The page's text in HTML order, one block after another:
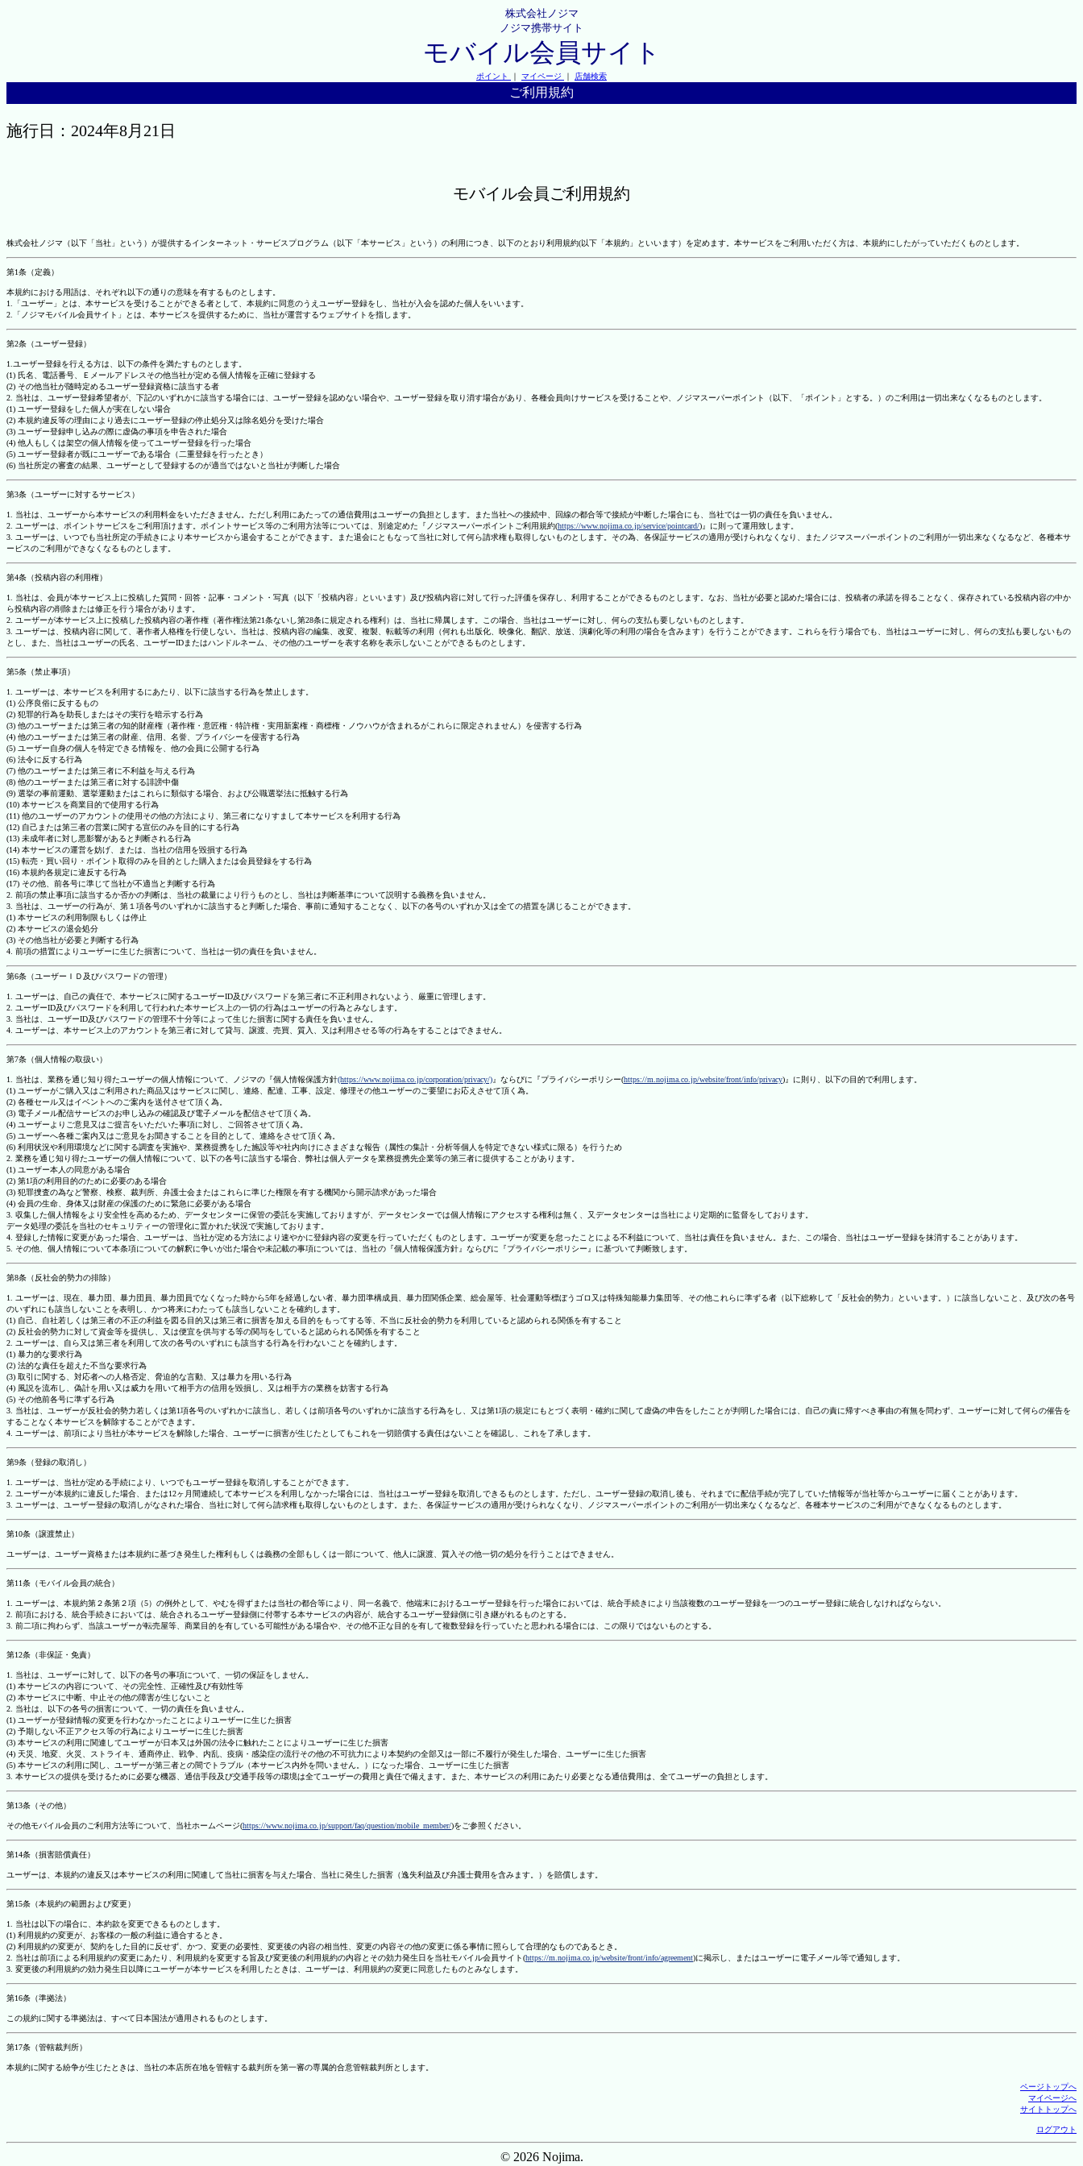
株式会社ノジマ
ノジマ携帯サイト
モバイル会員サイト
ポイント ｜ マイページ ｜ 店舗検索
ご利用規約
施行日：2024年8月21日
モバイル会員ご利用規約
株式会社ノジマ（以下「当社」という）が提供するインターネット・サービスプログラム（以下「本サービス」という）の利用につき、以下のとおり利用規約(以下「本規約」といいます）を定めます。本サービスをご利用いただく方は、本規約にしたがっていただくものとします。
第1条（定義）
本規約における用語は、それぞれ以下の通りの意味を有するものとします。
1.「ユーザー」とは、本サービスを受けることができる者として、本規約に同意のうえユーザー登録をし、当社が入会を認めた個人をいいます。
2.「ノジマモバイル会員サイト」とは、本サービスを提供するために、当社が運営するウェブサイトを指します。
第2条（ユーザー登録）
1.ユーザー登録を行える方は、以下の条件を満たすものとします。
(1) 氏名、電話番号、Ｅメールアドレスその他当社が定める個人情報を正確に登録する
(2) その他当社が随時定めるユーザー登録資格に該当する者
2. 当社は、ユーザー登録希望者が、下記のいずれかに該当する場合には、ユーザー登録を認めない場合や、ユーザー登録を取り消す場合があり、各種会員向けサービスを受けることや、ノジマスーパーポイント（以下、「ポイント」とする。）のご利用は一切出来なくなるものとします。
(1) ユーザー登録をした個人が実在しない場合
(2) 本規約違反等の理由により過去にユーザー登録の停止処分又は除名処分を受けた場合
(3) ユーザー登録申し込みの際に虚偽の事項を申告された場合
(4) 他人もしくは架空の個人情報を使ってユーザー登録を行った場合
(5) ユーザー登録者が既にユーザーである場合（二重登録を行ったとき）
(6) 当社所定の審査の結果、ユーザーとして登録するのが適当ではないと当社が判断した場合
第3条（ユーザーに対するサービス）
1. 当社は、ユーザーから本サービスの利用料金をいただきません。ただし利用にあたっての通信費用はユーザーの負担とします。また当社への接続中、回線の都合等で接続が中断した場合にも、当社では一切の責任を負いません。
2. ユーザーは、ポイントサービスをご利用頂けます。ポイントサービス等のご利用方法等については、別途定めた『ノジマスーパーポイントご利用規約(https://www.nojima.co.jp/service/pointcard/)』に則って運用致します。
3. ユーザーは、いつでも当社所定の手続きにより本サービスから退会することができます。また退会にともなって当社に対して何ら請求権も取得しないものとします。その為、各保証サービスの適用が受けられなくなり、またノジマスーパーポイントのご利用が一切出来なくなるなど、各種本サ
ービスのご利用ができなくなるものとします。
第4条（投稿内容の利用権）
1. 当社は、会員が本サービス上に投稿した質問・回答・記事・コメント・写真（以下「投稿内容」といいます）及び投稿内容に対して行った評価を保存し、利用することができるものとします。なお、当社が必要と認めた場合には、投稿者の承諾を得ることなく、保存されている投稿内容の中か
ら投稿内容の削除または修正を行う場合があります。
2. ユーザーが本サービス上に投稿した投稿内容の著作権（著作権法第21条ないし第28条に規定される権利）は、当社に帰属します。この場合、当社はユーザーに対し、何らの支払も要しないものとします。
3. ユーザーは、投稿内容に関して、著作者人格権を行使しない。当社は、投稿内容の編集、改変、複製、転載等の利用（何れも出版化、映像化、翻訳、放送、演劇化等の利用の場合を含みます）を行うことができます。これらを行う場合でも、当社はユーザーに対し、何らの支払も要しないもの
とし、また、当社はユーザーの氏名、ユーザーIDまたはハンドルネーム、その他のユーザーを表す名称を表示しないことができるものとします。
第5条（禁止事項）
1. ユーザーは、本サービスを利用するにあたり、以下に該当する行為を禁止します。
(1) 公序良俗に反するもの
(2) 犯罪的行為を助長しまたはその実行を暗示する行為
(3) 他のユーザーまたは第三者の知的財産権（著作権・意匠権・特許権・実用新案権・商標権・ノウハウが含まれるがこれらに限定されません）を侵害する行為
(4) 他のユーザーまたは第三者の財産、信用、名誉、プライバシーを侵害する行為
(5) ユーザー自身の個人を特定できる情報を、他の会員に公開する行為
(6) 法令に反する行為
(7) 他のユーザーまたは第三者に不利益を与える行為
(8) 他のユーザーまたは第三者に対する誹謗中傷
(9) 選挙の事前運動、選挙運動またはこれらに類似する場合、および公職選挙法に抵触する行為
(10) 本サービスを商業目的で使用する行為
(11) 他のユーザーのアカウントの使用その他の方法により、第三者になりすまして本サービスを利用する行為
(12) 自己または第三者の営業に関する宣伝のみを目的にする行為
(13) 未成年者に対し悪影響があると判断される行為
(14) 本サービスの運営を妨げ、または、当社の信用を毀損する行為
(15) 転売・買い回り・ポイント取得のみを目的とした購入または会員登録をする行為
(16) 本規約各規定に違反する行為
(17) その他、前各号に準じて当社が不適当と判断する行為
2. 前項の禁止事項に該当するか否かの判断は、当社の裁量により行うものとし、当社は判断基準について説明する義務を負いません。
3. 当社は、ユーザーの行為が、第１項各号のいずれかに該当すると判断した場合、事前に通知することなく、以下の各号のいずれか又は全ての措置を講じることができます。
(1) 本サービスの利用制限もしくは停止
(2) 本サービスの退会処分
(3) その他当社が必要と判断する行為
4. 前項の措置によりユーザーに生じた損害について、当社は一切の責任を負いません。
第6条（ユーザーＩＤ及びパスワードの管理）
1. ユーザーは、自己の責任で、本サービスに関するユーザーID及びパスワードを第三者に不正利用されないよう、厳重に管理します。
2. ユーザーID及びパスワードを利用して行われた本サービス上の一切の行為はユーザーの行為とみなします。
3. 当社は、ユーザーID及びパスワードの管理不十分等によって生じた損害に関する責任を負いません。
4. ユーザーは、本サービス上のアカウントを第三者に対して貸与、譲渡、売買、質入、又は利用させる等の行為をすることはできません。
第7条（個人情報の取扱い）
1. 当社は、業務を通じ知り得たユーザーの個人情報について、ノジマの『個人情報保護方針(https://www.nojima.co.jp/corporation/privacy/)』ならびに『プライバシーポリシー(https://m.nojima.co.jp/website/front/info/privacy)』に則り、以下の目的で利用します。
(1) ユーザーがご購入又はご利用された商品又はサービスに関し、連絡、配達、工事、設定、修理その他ユーザーのご要望にお応えさせて頂く為。
(2) 各種セール又はイベントへのご案内を送付させて頂く為。
(3) 電子メール配信サービスのお申し込みの確認及び電子メールを配信させて頂く為。
(4) ユーザーよりご意見又はご提言をいただいた事項に対し、ご回答させて頂く為。
(5) ユーザーへ各種ご案内又はご意見をお聞きすることを目的として、連絡をさせて頂く為。
(6) 利用状況や利用環境などに関する調査を実施や、業務提携をした施設等や社内向けにさまざまな報告（属性の集計・分析等個人を特定できない様式に限る）を行うため
2. 業務を通じ知り得たユーザーの個人情報について、以下の各号に該当する場合、弊社は個人データを業務提携先企業等の第三者に提供することがあります。
(1) ユーザー本人の同意がある場合
(2) 第1項の利用目的のために必要のある場合
(3) 犯罪捜査の為など警察、検察、裁判所、弁護士会またはこれらに準じた権限を有する機関から開示請求があった場合
(4) 会員の生命、身体又は財産の保護のために緊急に必要がある場合
3. 収集した個人情報をより安全性を高めるため、データセンターに保管の委託を実施しておりますが、データセンターでは個人情報にアクセスする権利は無く、又データセンターは当社により定期的に監督をしております。
データ処理の委託を当社のセキュリティーの管理化に置かれた状況で実施しております。
4. 登録した情報に変更があった場合、ユーザーは、当社が定める方法により速やかに登録内容の変更を行っていただくものとします。ユーザーが変更を怠ったことによる不利益について、当社は責任を負いません。また、この場合、当社はユーザー登録を抹消することがあります。
5. その他、個人情報について本条項についての解釈に争いが出た場合や未記載の事項については、当社の『個人情報保護方針』ならびに『プライバシーポリシー』に基づいて判断致します。
第8条（反社会的勢力の排除）
1. ユーザーは、現在、暴力団、暴力団員、暴力団員でなくなった時から5年を経過しない者、暴力団準構成員、暴力団関係企業、総会屋等、社会運動等標ぼうゴロ又は特殊知能暴力集団等、その他これらに準ずる者（以下総称して「反社会的勢力」といいます。）に該当しないこと、及び次の各号
のいずれにも該当しないことを表明し、かつ将来にわたっても該当しないことを確約します。
(1) 自己、自社若しくは第三者の不正の利益を図る目的又は第三者に損害を加える目的をもってする等、不当に反社会的勢力を利用していると認められる関係を有すること
(2) 反社会的勢力に対して資金等を提供し、又は便宜を供与する等の関与をしていると認められる関係を有すること
2. ユーザーは、自ら又は第三者を利用して次の各号のいずれにも該当する行為を行わないことを確約します。
(1) 暴力的な要求行為
(2) 法的な責任を超えた不当な要求行為
(3) 取引に関する、対応者への人格否定、脅迫的な言動、又は暴力を用いる行為
(4) 風説を流布し、偽計を用い又は威力を用いて相手方の信用を毀損し、又は相手方の業務を妨害する行為
(5) その他前各号に準ずる行為
3. 当社は、ユーザーが反社会的勢力若しくは第1項各号のいずれかに該当し、若しくは前項各号のいずれかに該当する行為をし、又は第1項の規定にもとづく表明・確約に関して虚偽の申告をしたことが判明した場合には、自己の責に帰すべき事由の有無を問わず、ユーザーに対して何らの催告を
することなく本サービスを解除することができます。
4. ユーザーは、前項により当社が本サービスを解除した場合、ユーザーに損害が生じたとしてもこれを一切賠償する責任はないことを確認し、これを了承します。
第9条（登録の取消し）
1. ユーザーは、当社が定める手続により、いつでもユーザー登録を取消しすることができます。
2. ユーザーが本規約に違反した場合、または12ヶ月間連続して本サービスを利用しなかった場合には、当社はユーザー登録を取消しできるものとします。ただし、ユーザー登録の取消し後も、それまでに配信手続が完了していた情報等が当社等からユーザーに届くことがあります。
3. ユーザーは、ユーザー登録の取消しがなされた場合、当社に対して何ら請求権も取得しないものとします。また、各保証サービスの適用が受けられなくなり、ノジマスーパーポイントのご利用が一切出来なくなるなど、各種本サービスのご利用ができなくなるものとします。
第10条（譲渡禁止）
ユーザーは、ユーザー資格または本規約に基づき発生した権利もしくは義務の全部もしくは一部について、他人に譲渡、質入その他一切の処分を行うことはできません。
第11条（モバイル会員の統合）
1. ユーザーは、本規約第２条第２項（5）の例外として、やむを得ずまたは当社の都合等により、同一名義で、他端末におけるユーザー登録を行った場合においては、統合手続きにより当該複数のユーザー登録を一つのユーザー登録に統合しなければならない。
2. 前項における、統合手続きにおいては、統合されるユーザー登録側に付帯する本サービスの内容が、統合するユーザー登録側に引き継がれるものとする。
3. 前二項に拘わらず、当該ユーザーが転売屋等、商業目的を有している可能性がある場合や、その他不正な目的を有して複数登録を行っていたと思われる場合には、この限りではないものとする。
第12条（非保証・免責）
1. 当社は、ユーザーに対して、以下の各号の事項について、一切の保証をしません。
(1) 本サービスの内容について、その完全性、正確性及び有効性等
(2) 本サービスに中断、中止その他の障害が生じないこと
2. 当社は、以下の各号の損害について、一切の責任を負いません。
(1) ユーザーが登録情報の変更を行わなかったことによりユーザーに生じた損害
(2) 予期しない不正アクセス等の行為によりユーザーに生じた損害
(3) 本サービスの利用に関連してユーザーが日本又は外国の法令に触れたことによりユーザーに生じた損害
(4) 天災、地変、火災、ストライキ、通商停止、戦争、内乱、疫病・感染症の流行その他の不可抗力により本契約の全部又は一部に不履行が発生した場合、ユーザーに生じた損害
(5) 本サービスの利用に関し、ユーザーが第三者との間でトラブル（本サービス内外を問いません。）になった場合、ユーザーに生じた損害
3. 本サービスの提供を受けるために必要な機器、通信手段及び交通手段等の環境は全てユーザーの費用と責任で備えます。また、本サービスの利用にあたり必要となる通信費用は、全てユーザーの負担とします。
第13条（その他）
その他モバイル会員のご利用方法等について、当社ホームページ(https://www.nojima.co.jp/support/faq/question/mobile_member/)をご参照ください。
第14条（損害賠償責任）
ユーザーは、本規約の違反又は本サービスの利用に関連して当社に損害を与えた場合、当社に発生した損害（逸失利益及び弁護士費用を含みます。）を賠償します。
第15条（本規約の範囲および変更）
1. 当社は以下の場合に、本約款を変更できるものとします。
(1) 利用規約の変更が、お客様の一般の利益に適合するとき。
(2) 利用規約の変更が、契約をした目的に反せず、かつ、変更の必要性、変更後の内容の相当性、変更の内容その他の変更に係る事情に照らして合理的なものであるとき。
2. 当社は前項による利用規約の変更にあたり、利用規約を変更する旨及び変更後の利用規約の内容とその効力発生日を当社モバイル会員サイト(https://m.nojima.co.jp/website/front/info/agreement)に掲示し、またはユーザーに電子メール等で通知します。
3. 変更後の利用規約の効力発生日以降にユーザーが本サービスを利用したときは、ユーザーは、利用規約の変更に同意したものとみなします。
第16条（準拠法）
この規約に関する準拠法は、すべて日本国法が適用されるものとします。
第17条（管轄裁判所）
本規約に関する紛争が生じたときは、当社の本店所在地を管轄する裁判所を第一審の専属的合意管轄裁判所とします。
ページトップへ
マイページへ
サイトトップへ
ログアウト
© 2026 Nojima.